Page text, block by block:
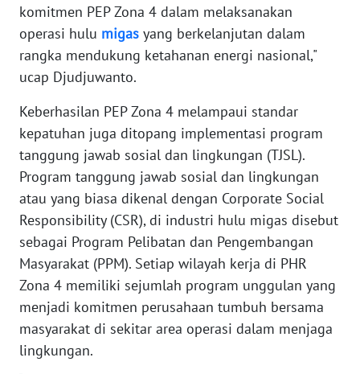
komitmen PEP Zona 4 dalam melaksanakan
operasi hulu migas yang berkelanjutan dalam
rangka mendukung ketahanan energi nasional,"
ucap Djudjuwanto.
Keberhasilan PEP Zona 4 melampaui standar
kepatuhan juga ditopang implementasi program
tanggung jawab sosial dan lingkungan (TJSL).
Program tanggung jawab sosial dan lingkungan
atau yang biasa dikenal dengan Corporate Social
Responsibility (CSR), di industri hulu migas disebut
sebagai Program Pelibatan dan Pengembangan
Masyarakat (PPM). Setiap wilayah kerja di PHR
Zona 4 memiliki sejumlah program unggulan yang
menjadi komitmen perusahaan tumbuh bersama
masyarakat di sekitar area operasi dalam menjaga
lingkungan.
WN
RIAU
SERAMBI
WN
SULTRA
WN
NTB
WN
SULTENG